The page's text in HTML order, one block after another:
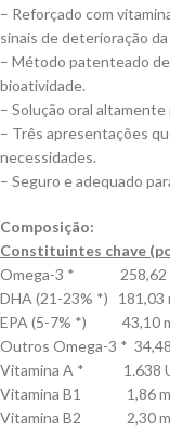
– Reforçado com
sinais de deterioração
– Método patenteado
bioatividade.
– Solução oral
– Três apresentações
necessidades.
– Seguro e adequado
Composição:
Constituintes chave
Omega-3 * 258,62
DHA (21-23% *) 181,03
EPA (5-7% *) 43,10
Outros Omega-3 *
Vitamina A * 1.638
Vitamina B1 1,86
Vitamina B2 2,30